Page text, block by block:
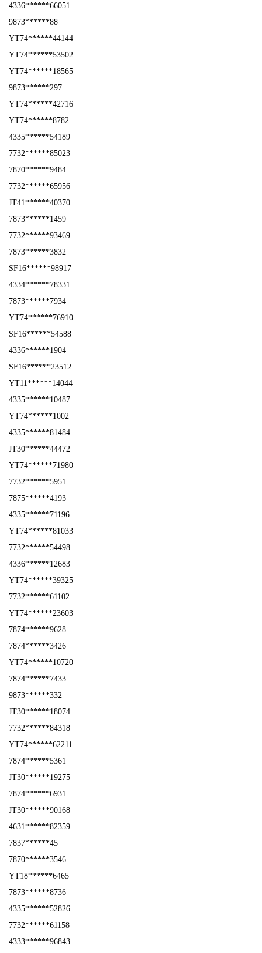
4336******66051
9873******88
YT74******44144
YT74******53502
YT74******18565
9873******297
YT74******42716
YT74******8782
4335******54189
7732******85023
7870******9484
7732******65956
JT41******40370
7873******1459
7732******93469
7873******3832
SF16******98917
4334******78331
7873******7934
YT74******76910
SF16******54588
4336******1904
SF16******23512
YT11******14044
4335******10487
YT74******1002
4335******81484
JT30******44472
YT74******71980
7732******5951
7875******4193
4335******71196
YT74******81033
7732******54498
4336******12683
YT74******39325
7732******61102
YT74******23603
7874******9628
7874******3426
YT74******10720
7874******7433
9873******332
JT30******18074
7732******84318
YT74******62211
7874******5361
JT30******19275
7874******6931
JT30******90168
4631******82359
7837******45
7870******3546
YT18******6465
7873******8736
4335******52826
7732******61158
4333******96843